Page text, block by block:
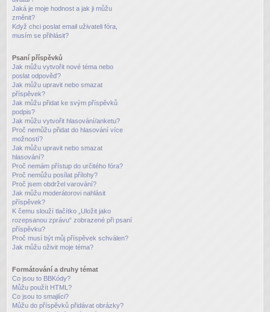
Jaká je moje hodnost a jak ji můžu
změnit?
Když chci poslat email uživateli fóra,
musím se přihlásit?
Psaní příspěvků
Jak můžu vytvořit nové téma nebo
poslat odpověď?
Jak můžu upravit nebo smazat
příspěvek?
Jak můžu přidat ke svým příspěvků
podpis?
Jak můžu vytvořit hlasování/anketu?
Proč nemůžu přidat do hlasování více
možností?
Jak můžu upravit nebo smazat
hlasování?
Proč nemám přístup do určitého fóra?
Proč nemůžu posílat přílohy?
Proč jsem obdržel varování?
Jak můžu moderátorovi nahlásit
příspěvek?
K čemu slouží tlačítko „Uložit jako
rozepsanou zprávu“ zobrazené při psaní
příspěvku?
Proč musí být můj příspěvek schválen?
Jak můžu oživit moje téma?
Formátování a druhy témat
Co jsou to BBKódy?
Můžu použít HTML?
Co jsou to smajlíci?
Můžu do příspěvků přidávat obrázky?